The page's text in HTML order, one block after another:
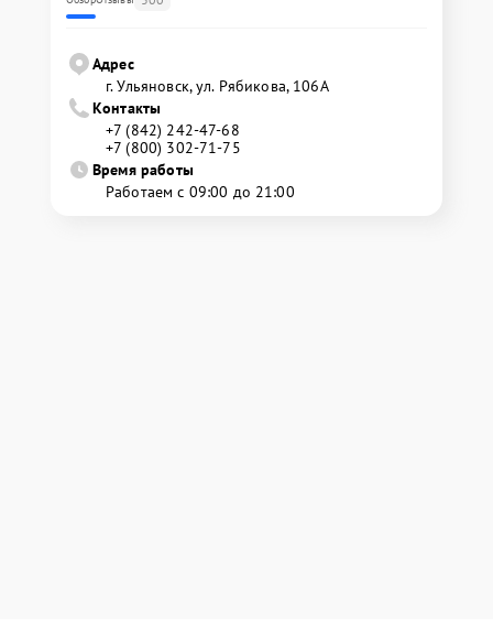
Адрес
г. Ульяновск, ул. Рябикова, 106А
Контакты
+7 (842) 242-47-68
+7 (800) 302-71-75
Время работы
Работаем с 09:00 до 21:00